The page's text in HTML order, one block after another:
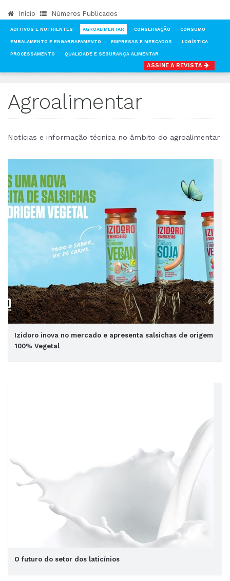
Início Números Publicados
ADITIVOS E NUTRIENTES AGROALIMENTAR CONSERVAÇÃO CONSUMO
EMBALAMENTO E ENGARRAFAMENTO EMPRESAS E MERCADOS LOGÍSTICA
PROCESSAMENTO QUALIDADE E SEGURANÇA ALIMENTAR
ASSINE A REVISTA
Agroalimentar
Notícias e informação técnica no âmbito do agroalimentar
Izidoro inova no mercado e apresenta salsichas de origem
100% Vegetal
O futuro do setor dos laticínios